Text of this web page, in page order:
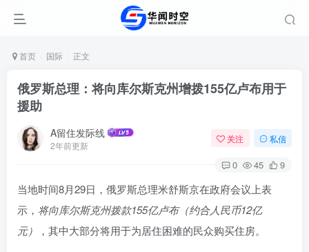
首页 国际 正文
俄罗斯总理：将向库尔斯克州增拨155亿卢布用于
援助
A留住发际线
2年前更新
关注 私信
0 45 9
当地时间8月29日，俄罗斯总理米舒斯京在政府会议上表
示， 将向库尔斯克州拨款155亿卢布（约合人民币12亿
元）
，其中大部分将用于为居住困难的民众购买住房。